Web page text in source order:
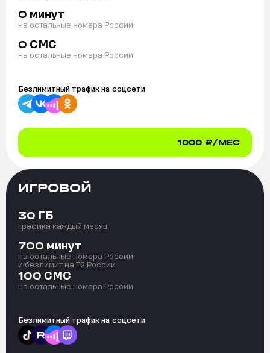
0 минут
на остальные номера России
0 СМС
на остальные номера России
Безлимитный трафик на соцсети
1000 ₽/МЕС
ИГРОВОЙ
30 ГБ
трафика каждый месяц
700 минут
на остальные номера России
и безлимит на T2 России
100 СМС
на остальные номера России
Безлимитный трафик на соцсети